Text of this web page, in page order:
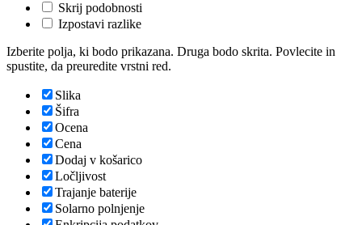
Skrij podobnosti
Izpostavi razlike
Izberite polja, ki bodo prikazana. Druga bodo skrita. Povlecite in
spustite, da preuredite vrstni red.
Slika
Šifra
Ocena
Cena
Dodaj v košarico
Ločljivost
Trajanje baterije
Solarno polnjenje